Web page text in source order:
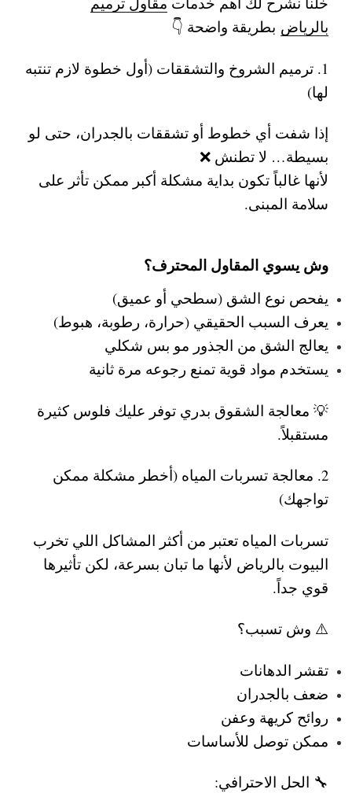
بالرياض بطريقة واضحة 👇
1. ترميم الشروخ والتشققات (أول خطوة لازم تنتبه
لها)
إذا شفت أي خطوط أو تشققات بالجدران، حتى لو
بسيطة… لا تطنش ❌
لأنها غالباً تكون بداية مشكلة أكبر ممكن تأثر على
سلامة المبنى.
وش يسوي المقاول المحترف؟
يفحص نوع الشق (سطحي أو عميق)
يعرف السبب الحقيقي (حرارة، رطوبة، هبوط)
يعالج الشق من الجذور مو بس شكلي
يستخدم مواد قوية تمنع رجوعه مرة ثانية
💡 معالجة الشقوق بدري توفر عليك فلوس كثيرة
مستقبلاً.
2. معالجة تسربات المياه (أخطر مشكلة ممكن
تواجهك)
تسربات المياه تعتبر من أكثر المشاكل اللي تخرب
البيوت بالرياض لأنها ما تبان بسرعة، لكن تأثيرها
قوي جداً.
⚠️ وش تسبب؟
تقشر الدهانات
ضعف بالجدران
روائح كريهة وعفن
ممكن توصل للأساسات
🔧 الحل الاحترافي: